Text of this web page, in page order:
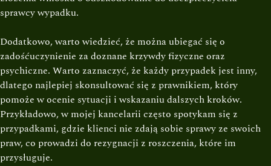
sprawcy wypadku.
Dodatkowo, warto wiedzieć, że można ubiegać się o
zadośćuczynienie za doznane krzywdy fizyczne oraz
psychiczne. Warto zaznaczyć, że każdy przypadek jest inny,
dlatego najlepiej skonsultować się z prawnikiem, który
pomoże w ocenie sytuacji i wskazaniu dalszych kroków.
Przykładowo, w mojej kancelarii często spotykam się z
przypadkami, gdzie klienci nie zdają sobie sprawy ze swoich
praw, co prowadzi do rezygnacji z roszczenia, które im
przysługuje.